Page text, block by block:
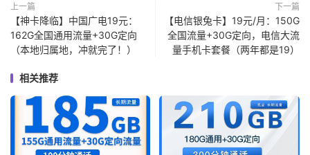
上一篇
【神卡降临】中国广电19元：
162G全国通用流量+30G定向
（本地归属地，冲就完了！）
下一篇
【电信银兔卡】19元/月：150G
全国流量+30G定向，电信大流
量手机卡套餐（两年都是19）
相关推荐